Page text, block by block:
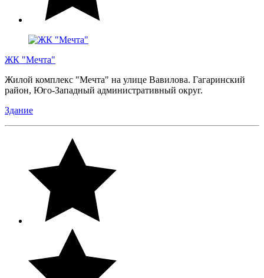
ЖК "Мечта"
Жилой комплекс "Мечта" на улице Вавилова. Гагаринский
район, Юго-Западный административный округ.
Здание